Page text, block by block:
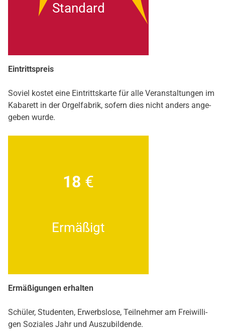
Stan­dard
Ein­tritts­preis
Soviel kos­tet eine Ein­tritts­kar­te für alle Ver­an­stal­tun­gen im
Kaba­rett in der Orgel­fa­brik, sofern dies nicht anders ange­
ge­ben wur­de.
18 €
Ermä­ßigt
Ermä­ßi­gun­gen erhal­ten
Schü­ler, Stu­den­ten, Erwerbs­lo­se, Teil­neh­mer am Frei­wil­li­
gen Sozia­les Jahr und Aus­zu­bil­den­de.